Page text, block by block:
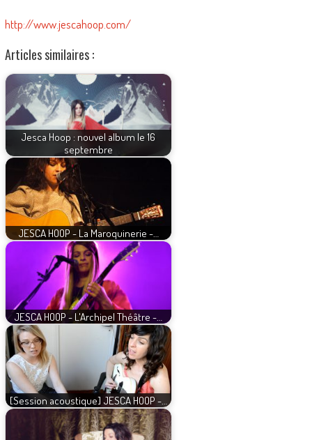
http://www.jescahoop.com/
Articles similaires :
Jesca Hoop : nouvel album le 16
septembre
JESCA HOOP - La Maroquinerie -…
JESCA HOOP - L'Archipel Théâtre -…
[Session acoustique] JESCA HOOP -…